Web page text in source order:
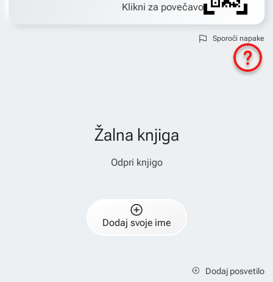
Klikni za povečavo
Sporoči napake
Žalna knjiga
Odpri knjigo
Dodaj svoje ime
Dodaj posvetilo